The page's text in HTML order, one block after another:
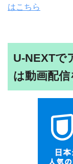
はこちら
U-NEXTで
は動画配